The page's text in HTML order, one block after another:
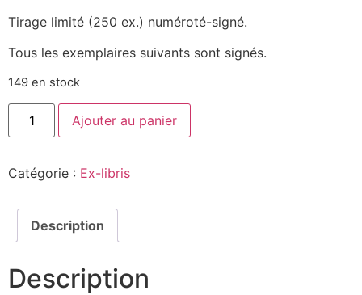
Tirage limité (250 ex.) numéroté-signé.
Tous les exemplaires suivants sont signés.
149 en stock
Ajouter au panier
Catégorie : Ex-libris
Description
Description